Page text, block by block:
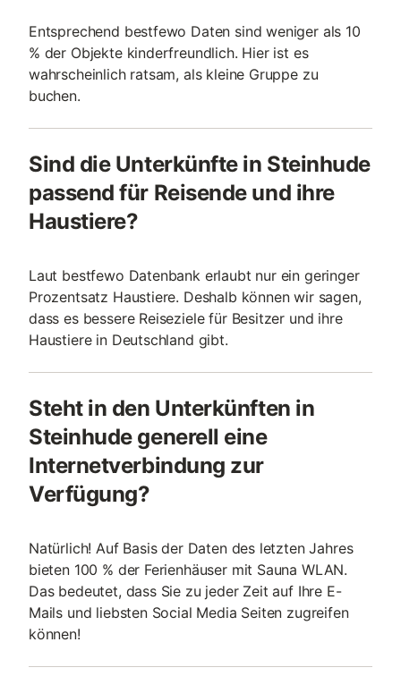
Entsprechend bestfewo Daten sind weniger als 10
% der Objekte kinderfreundlich. Hier ist es
wahrscheinlich ratsam, als kleine Gruppe zu
buchen.
Sind die Unterkünfte in Steinhude
passend für Reisende und ihre
Haustiere?
Laut bestfewo Datenbank erlaubt nur ein geringer
Prozentsatz Haustiere. Deshalb können wir sagen,
dass es bessere Reiseziele für Besitzer und ihre
Haustiere in Deutschland gibt.
Steht in den Unterkünften in
Steinhude generell eine
Internetverbindung zur
Verfügung?
Natürlich! Auf Basis der Daten des letzten Jahres
bieten 100 % der Ferienhäuser mit Sauna WLAN.
Das bedeutet, dass Sie zu jeder Zeit auf Ihre E-
Mails und liebsten Social Media Seiten zugreifen
können!